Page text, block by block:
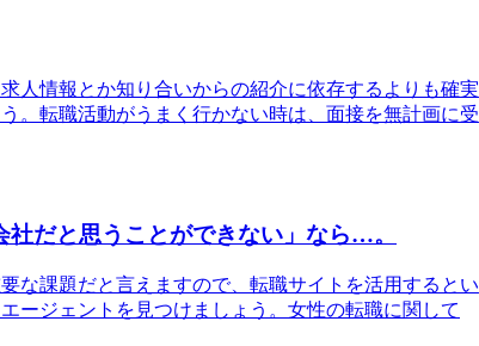
人情報とか知り合いからの紹介に依存するよりも確実
。転職活動がうまく行かない時は、面接を無計画に受
社だと思うことができない」なら…。
な課題だと言えますので、転職サイトを活用するとい
ージェントを見つけましょう。女性の転職に関して